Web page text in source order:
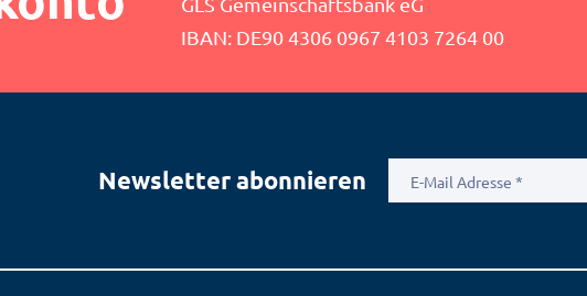
GLS Gemeinschaftsbank eG
IBAN: DE90 4306 0967 4103 7264 00
Newsletter abonnieren
Mail